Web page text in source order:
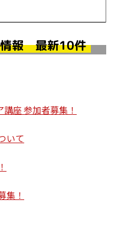
情報 最新10件
座 参加者募集！
いて
集！